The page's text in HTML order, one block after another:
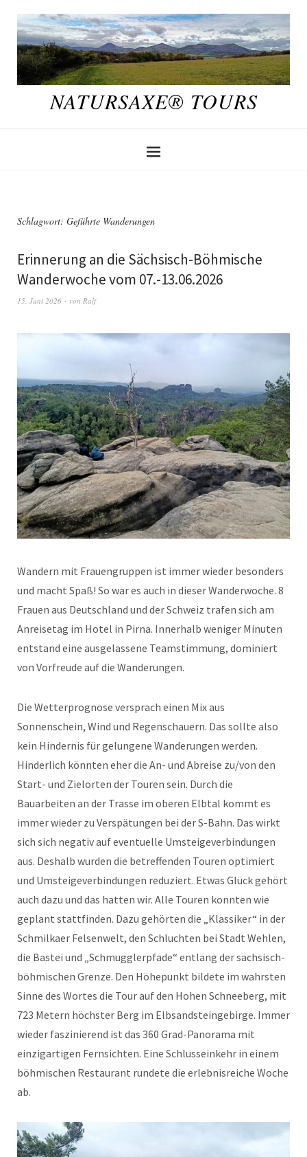
NATURSAXE® TOURS
Schlagwort: Geführte Wanderungen
Erinnerung an die Sächsisch-Böhmische
Wanderwoche vom 07.-13.06.2026
15. Juni 2026 von Ralf
Wandern mit Frauengruppen ist immer wieder besonders
und macht Spaß! So war es auch in dieser Wanderwoche. 8
Frauen aus Deutschland und der Schweiz trafen sich am
Anreisetag im Hotel in Pirna. Innerhalb weniger Minuten
entstand eine ausgelassene Teamstimmung, dominiert
von Vorfreude auf die Wanderungen.
Die Wetterprognose versprach einen Mix aus
Sonnenschein, Wind und Regenschauern. Das sollte also
kein Hindernis für gelungene Wanderungen werden.
Hinderlich könnten eher die An- und Abreise zu/von den
Start- und Zielorten der Touren sein. Durch die
Bauarbeiten an der Trasse im oberen Elbtal kommt es
immer wieder zu Verspätungen bei der S-Bahn. Das wirkt
sich sich negativ auf eventuelle Umsteigeverbindungen
aus. Deshalb wurden die betreffenden Touren optimiert
und Umsteigeverbindungen reduziert. Etwas Glück gehört
auch dazu und das hatten wir. Alle Touren konnten wie
geplant stattfinden. Dazu gehörten die „Klassiker“ in der
Schmilkaer Felsenwelt, den Schluchten bei Stadt Wehlen,
die Bastei und „Schmugglerpfade“ entlang der sächsisch-
böhmischen Grenze. Den Höhepunkt bildete im wahrsten
Sinne des Wortes die Tour auf den Hohen Schneeberg, mit
723 Metern höchster Berg im Elbsandsteingebirge. Immer
wieder faszinierend ist das 360 Grad-Panorama mit
einzigartigen Fernsichten. Eine Schlusseinkehr in einem
böhmischen Restaurant rundete die erlebnisreiche Woche
ab.